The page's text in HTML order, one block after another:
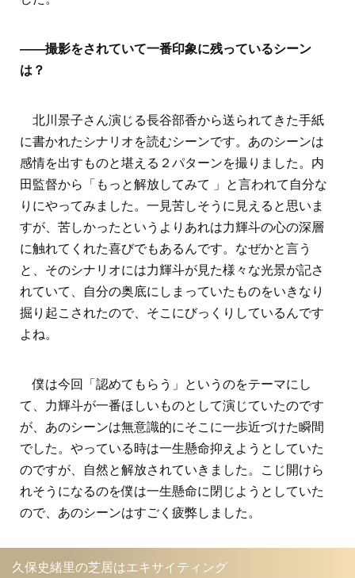
――撮影をされていて一番印象に残っているシーン
は？
北川景子さん演じる長谷部香から送られてきた手紙
に書かれたシナリオを読むシーンです。あのシーンは
感情を出すものと堪える２パターンを撮りました。内
田監督から「もっと解放してみて 」と言われて自分な
りにやってみました。一見苦しそうに見えると思いま
すが、苦しかったというよりあれは力輝斗の心の深層
に触れてくれた喜びでもあるんです。なぜかと言う
と、そのシナリオには力輝斗が見た様々な光景が記さ
れていて、自分の奥底にしまっていたものをいきなり
掘り起こされたので、そこにびっくりしているんです
よね。
僕は今回「認めてもらう」というのをテーマにし
て、力輝斗が一番ほしいものとして演じていたのです
が、あのシーンは無意識的にそこに一歩近づけた瞬間
でした。やっている時は一生懸命抑えようとしていた
のですが、自然と解放されていきました。こじ開けら
れそうになるのを僕は一生懸命に閉じようとしていた
ので、あのシーンはすごく疲弊しました。
久保史緒里の芝居はエキサイティング